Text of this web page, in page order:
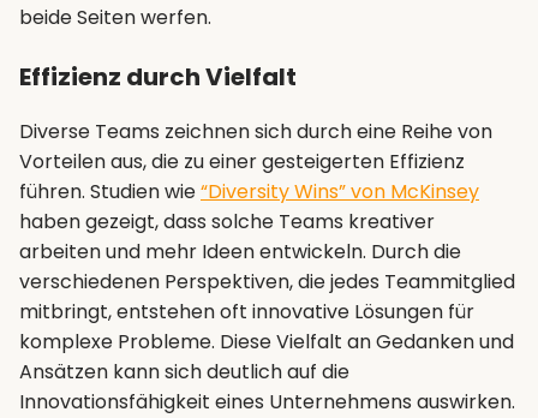
beide Seiten werfen.
Effizienz durch Vielfalt
Diverse Teams zeichnen sich durch eine Reihe von
Vorteilen aus, die zu einer gesteigerten Effizienz
führen. Studien wie“Diversity Wins” von McKinsey
haben gezeigt, dass solche Teams kreativer
arbeiten und mehr Ideen entwickeln. Durch die
verschiedenen Perspektiven, die jedes Teammitglied
mitbringt, entstehen oft innovative Lösungen für
komplexe Probleme. Diese Vielfalt an Gedanken und
Ansätzen kann sich deutlich auf die
Innovationsfähigkeit eines Unternehmens auswirken.